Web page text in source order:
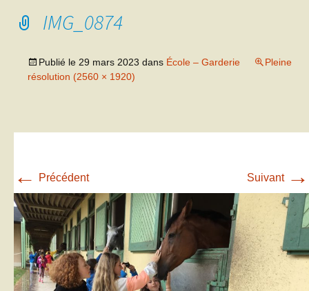
IMG_0874
Publié le 29 mars 2023 dans École – Garderie
Pleine
résolution (2560 × 1920)
← Précédent Suivant →